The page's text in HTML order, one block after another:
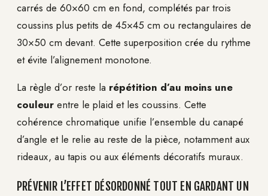
carrés de 60×60 cm en fond, complétés par trois
coussins plus petits de 45×45 cm ou rectangulaires de
30×50 cm devant. Cette superposition crée du rythme
et évite l’alignement monotone.
La règle d’or reste la répétition d’au moins une
couleur entre le plaid et les coussins. Cette
cohérence chromatique unifie l’ensemble du canapé
d’angle et le relie au reste de la pièce, notamment aux
rideaux, au tapis ou aux éléments décoratifs muraux.
PRÉVENIR L’EFFET DÉSORDONNÉ TOUT EN GARDANT UN